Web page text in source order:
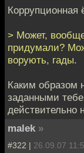
Коррупционная
> Может,
придумали?
ворують, гады.
Каким образом
заданными
действительно
malek »
#322 | 26.09.07